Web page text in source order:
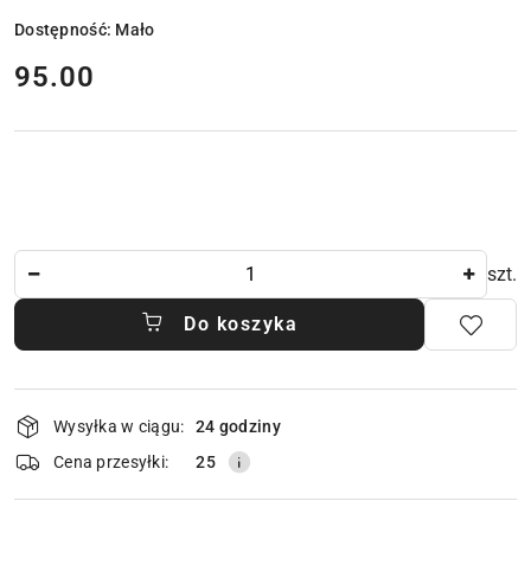
Dostępność: Mało
cena:
95.00
szt.
Do koszyka
Dostępność
i
dostawa
Wysyłka w ciągu:
24 godziny
Cena przesyłki:
25